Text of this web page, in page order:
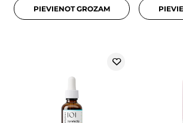
PIEVIENOT GROZAM